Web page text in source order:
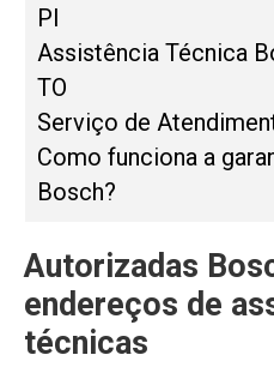
PI
Assistência Técnica
TO
Serviço de
Como funciona a
Bosch?
Autorizadas
endereços de
técnicas